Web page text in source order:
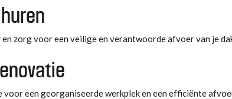
en zorg voor een veilige en verantwoorde afvoer van je
voor een georganiseerde werkplek en een efficiënte